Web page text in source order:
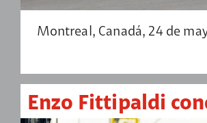
Montreal, Canadá, 24 de